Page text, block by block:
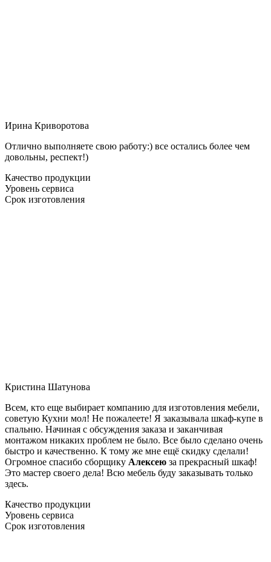
Ирина Криворотова
Отлично выполняете свою работу:) все остались более чем
довольны, респект!)
Качество продукции
Уровень сервиса
Срок изготовления
Кристина Шатунова
Всем, кто еще выбирает компанию для изготовления мебели,
советую Кухни мол! Не пожалеете! Я заказывала шкаф-купе в
спальню. Начиная с обсуждения заказа и заканчивая
монтажом никаких проблем не было. Все было сделано очень
быстро и качественно. К тому же мне ещё скидку сделали!
Огромное спасибо сборщику Алексею за прекрасный шкаф!
Это мастер своего дела! Всю мебель буду заказывать только
здесь.
Качество продукции
Уровень сервиса
Срок изготовления